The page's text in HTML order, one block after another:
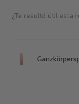
¿Te resultó útil esta